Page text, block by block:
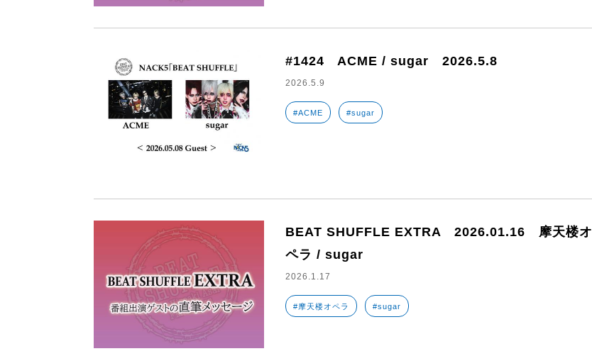
#1424 ACME / sugar 2026.5.8
2026.5.9
#ACME #sugar
BEAT SHUFFLE EXTRA 2026.01.16 摩天楼オ
ペラ / sugar
2026.1.17
#摩天楼オペラ #sugar